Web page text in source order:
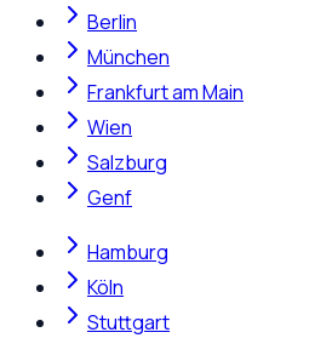
Berlin
München
Frankfurt am Main
Wien
Salzburg
Genf
Hamburg
Köln
Stuttgart